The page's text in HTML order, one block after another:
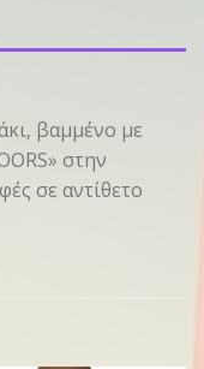
βαμμένο με
στην
σε αντίθετο